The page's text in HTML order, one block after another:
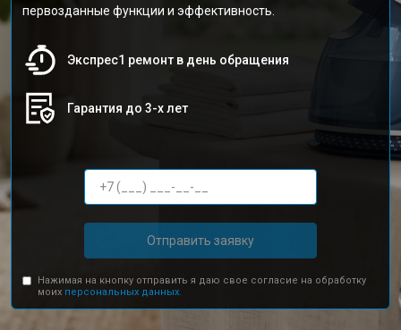
первозданные функции и эффективность.
Экспрес1 ремонт в день обращения
Гарантия до 3-х лет
Отправить заявку
Нажимая на кнопку отправить я даю свое согласие на обработку
моих персональных данных.